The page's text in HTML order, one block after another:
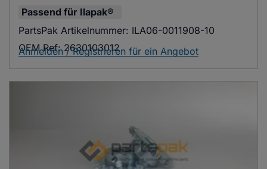
Passend für Ilapak®
PartsPak Artikelnummer: ILA06-0011908-10
OEM Ref: 2630103012
Anmelden / Registrieren für ein Angebot